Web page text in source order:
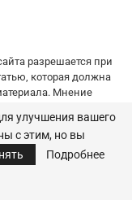
разрешается при
которая должна
Мнение
улучшения вашего
с этим, но вы
Подробнее